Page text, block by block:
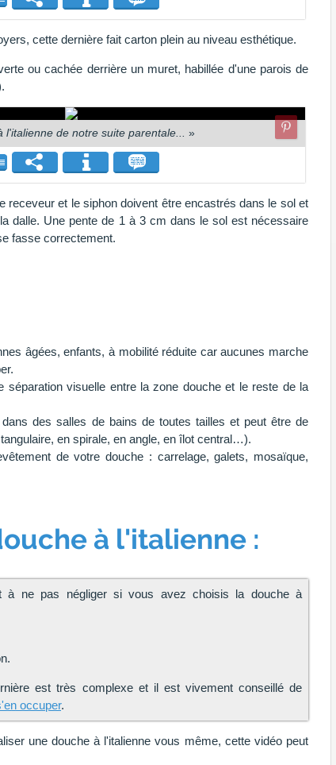
cette dernière fait carton plein au niveau esthétique.
ou cachée derrière un muret, habillée d'une parois de
l'italienne de notre suite parentale... »
receveur et le siphon doivent être encastrés dans le sol et
dalle. Une pente de 1 à 3 cm dans le sol est nécessaire
fasse correctement.
âgées, enfants, à mobilité réduite car aucunes marche
séparation visuelle entre la zone douche et le reste de la
des salles de bains de toutes tailles et peut être de
en spirale, en angle, en îlot central…).
de votre douche : carrelage, galets, mosaïque,
à l'italienne :
à ne pas négliger si vous avez choisis la douche à
est très complexe et il est vivement conseillé de
occuper.
une douche à l'italienne vous même, cette vidéo peut